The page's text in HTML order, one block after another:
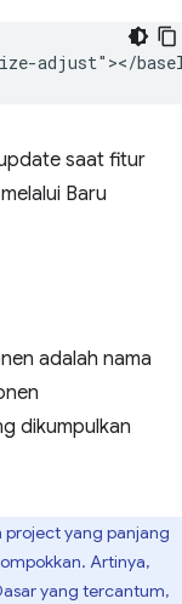
saat fitur
Baru
adalah nama
dikumpulkan
project yang panjang
Artinya,
yang tercantum,